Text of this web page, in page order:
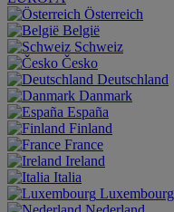
Österreich
België
Schweiz
Česko
Deutschland
Danmark
España
Finland
France
Ireland
Italia
Luxembourg